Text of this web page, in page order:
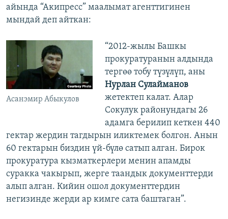
айында “Акипресс” маалымат агенттигинен
мындай деп айткан:
Асанэмир Абыкулов
“2012-жылы Башкы
прокуратуранын алдында
тергөө тобу түзүлүп, аны
Нурлан Сулайманов
жетектеп калат. Алар
Сокулук районундагы 26
адамга берилип кеткен 440
гектар жердин тагдырын иликтемек болгон. Анын
60 гектарын биздин үй-бүлө сатып алган. Бирок
прокуратура кызматкерлери менин апамды
суракка чакырып, жерге таандык документтерди
алып алган. Кийин ошол документтердин
негизинде жерди ар кимге сата баштаган”.